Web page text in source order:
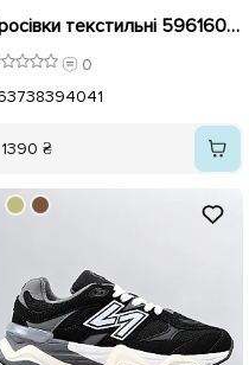
Кросівки текстильні 596160 Чорні
0
3738394041
1390 ₴